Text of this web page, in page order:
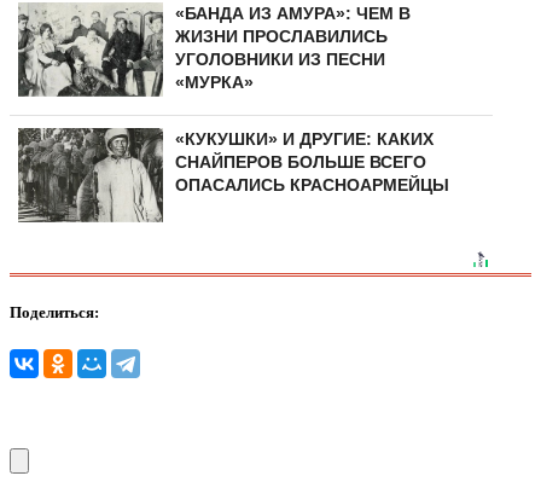
«БАНДА ИЗ АМУРА»: ЧЕМ В
ЖИЗНИ ПРОСЛАВИЛИСЬ
УГОЛОВНИКИ ИЗ ПЕСНИ
«МУРКА»
«КУКУШКИ» И ДРУГИЕ: КАКИХ
СНАЙПЕРОВ БОЛЬШЕ ВСЕГО
ОПАСАЛИСЬ КРАСНОАРМЕЙЦЫ
Поделиться: